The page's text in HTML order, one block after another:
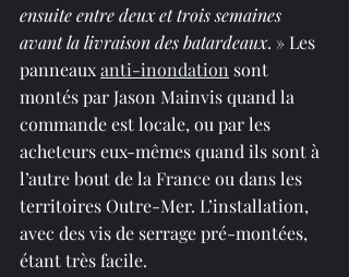
ensuite entre deux et trois semaines
avant la livraison des batardeaux. » Les
panneaux anti-inondation sont
montés par Jason Mainvis quand la
commande est locale, ou par les
acheteurs eux-mêmes quand ils sont à
l’autre bout de la France ou dans les
territoires Outre-Mer. L’installation,
avec des vis de serrage pré-montées,
étant très facile.